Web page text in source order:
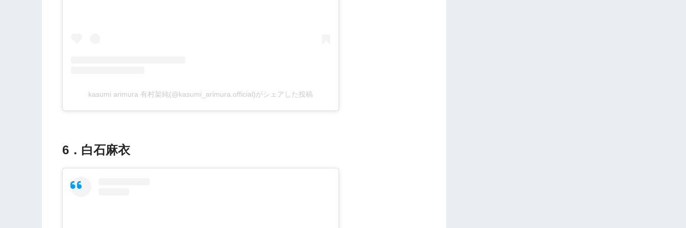
kasumi arimura 有村架純(@kasumi_arimura.official)がシェアした投稿
6．白石麻衣